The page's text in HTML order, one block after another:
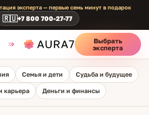
эксперта — первые семь минут в подарок
🇷🇺+7 800 700-27-77
Выбрать
эксперта
Семья и дети Судьба и будущее
карьера Деньги и финансы